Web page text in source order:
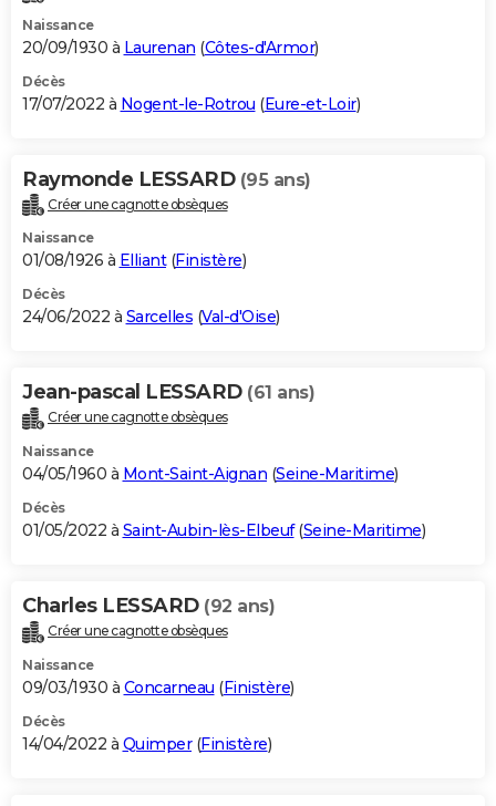
Naissance
20/09/1930 à Laurenan (Côtes-d'Armor)
Décès
17/07/2022 à Nogent-le-Rotrou (Eure-et-Loir)
Raymonde LESSARD (95 ans)
Créer une cagnotte obsèques
Naissance
01/08/1926 à Elliant(Finistère)
Décès
24/06/2022 à Sarcelles (Val-d'Oise)
Jean-pascal LESSARD (61 ans)
Créer une cagnotte obsèques
Naissance
04/05/1960 à Mont-Saint-Aignan (Seine-Maritime)
Décès
01/05/2022 à Saint-Aubin-lès-Elbeuf(Seine-Maritime)
Charles LESSARD (92 ans)
Créer une cagnotte obsèques
Naissance
09/03/1930 à Concarneau (Finistère)
Décès
14/04/2022 à Quimper(Finistère)